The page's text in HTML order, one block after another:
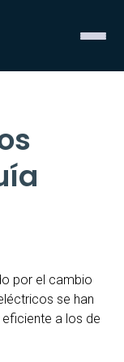
por el cambio
se han
a los de